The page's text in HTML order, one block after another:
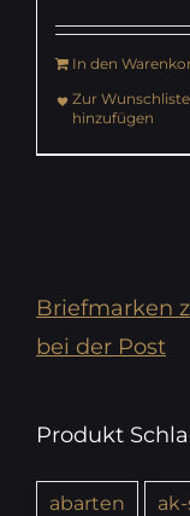
In den
Zur Wunschliste
hinzufügen
Briefmarken
bei der Post
Produkt
abarten